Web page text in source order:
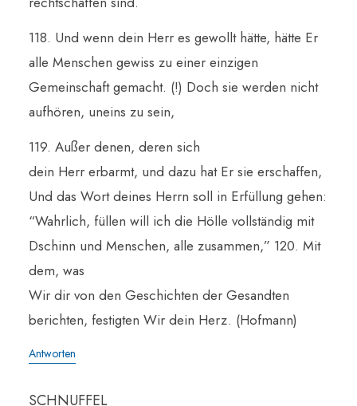
118. Und wenn dein Herr es gewollt hätte, hätte Er
alle Menschen gewiss zu einer einzigen
Gemeinschaft gemacht. (!) Doch sie werden nicht
aufhören, uneins zu sein,
119. Außer denen, deren sich
dein Herr erbarmt, und dazu hat Er sie erschaffen,
Und das Wort deines Herrn soll in Erfüllung gehen:
“Wahrlich, füllen will ich die Hölle vollständig mit
Dschinn und Menschen, alle zusammen,” 120. Mit
dem, was
Wir dir von den Geschichten der Gesandten
berichten, festigten Wir dein Herz. (Hofmann)
Antworten
SCHNUFFEL